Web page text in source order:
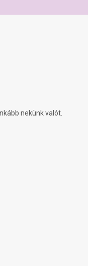
nekünk valót.